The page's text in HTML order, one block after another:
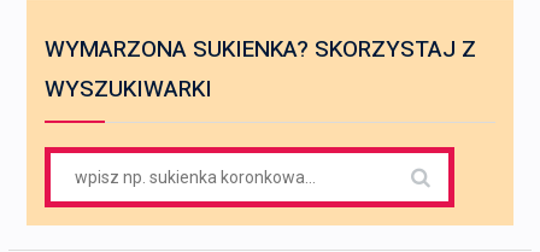
WYMARZONA SUKIENKA? SKORZYSTAJ Z
WYSZUKIWARKI
for: